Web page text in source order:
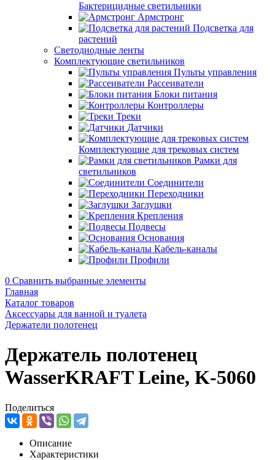
Бактерицидные светильники
Армстронг
Подсветка для
растений
Светодиодные ленты
Комплектующие светильников
Пульты управления
Рассеиватели
Блоки питания
Контроллеры
Треки
Датчики
Комплектующие для трековых систем
Рамки для
светильников
Соединители
Переходники
Заглушки
Крепления
Подвесы
Основания
Кабель-каналы
Профили
0 Сравнить выбранные элементы
Главная
Каталог товаров
Аксессуары для ванной и туалета
Держатели полотенец
Держатель полотенец
WasserKRAFT Leine, K-5060
Поделиться
Описание
Характеристики